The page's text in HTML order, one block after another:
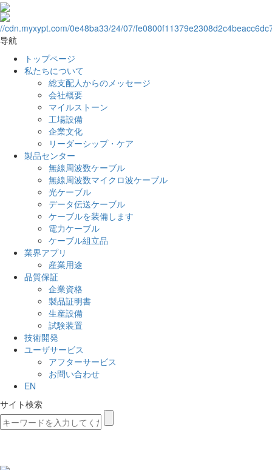
导航
トップページ
私たちについて
総支配人からのメッセージ
会社概要
マイルストーン
工場設備
企業文化
リーダーシップ・ケア
製品センター
無線周波数ケーブル
無線周波数マイクロ波ケーブル
光ケーブル
データ伝送ケーブル
ケーブルを装備します
電力ケーブル
ケーブル組立品
業界アプリ
産業用途
品質保証
企業資格
製品証明書
生産設備
試験装置
技術開発
ユーザサービス
アフターサービス
お問い合わせ
EN
サイト検索